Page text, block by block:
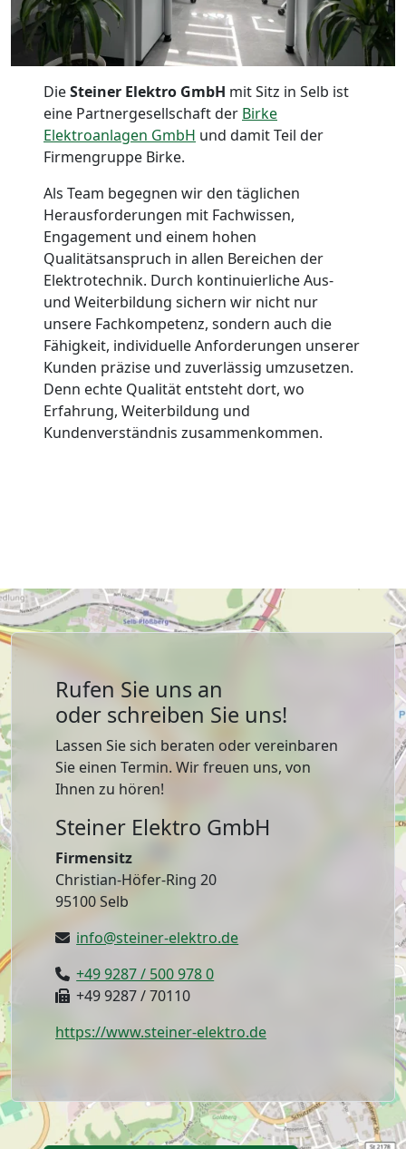
DieSteiner Elektro GmbH mit Sitz in Selb ist
eine Partnergesellschaft der Birke
Elektroanlagen GmbH und damit Teil der
Firmengruppe Birke.
Als Team begegnen wir den täglichen
Herausforderungen mit Fachwissen,
Engagement und einem hohen
Qualitätsanspruch in allen Bereichen der
Elektrotechnik. Durch kontinuierliche Aus-
und Weiterbildung sichern wir nicht nur
unsere Fachkompetenz, sondern auch die
Fähigkeit, individuelle Anforderungen unserer
Kunden präzise und zuverlässig umzusetzen.
Denn echte Qualität entsteht dort, wo
Erfahrung, Weiterbildung und
Kundenverständnis zusammenkommen.
Rufen Sie uns an
oder schreiben Sie uns!
Lassen Sie sich beraten oder vereinbaren
Sie einen Termin. Wir freuen uns, von
Ihnen zu hören!
Steiner Elektro GmbH
Firmensitz
Christian-Höfer-Ring 20
95100 Selb
info@steiner-elektro.de
+49 9287 / 500 978 0
+49 9287 / 70110
https://www.steiner-elektro.de